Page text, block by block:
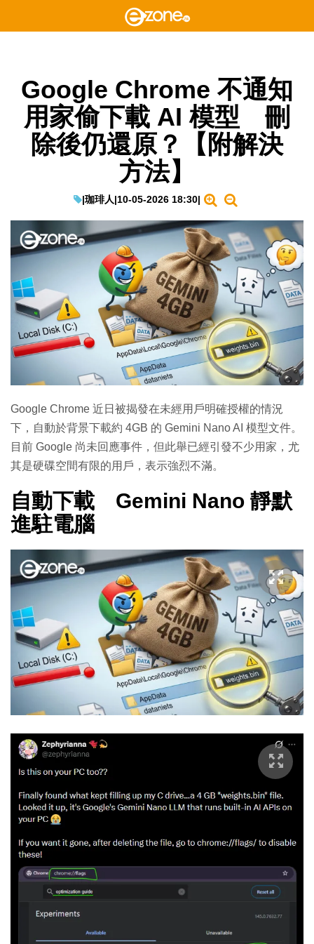
Google Chrome 不通知
用家偷下載 AI 模型 刪
除後仍還原？【附解決
方法】
|珈琲人|10-05-2026 18:30|
Google Chrome 近日被揭發在未經用戶明確授權的情況
下，自動於背景下載約 4GB 的 Gemini Nano AI 模型文件。
目前 Google 尚未回應事件，但此舉已經引發不少用家，尤
其是硬碟空間有限的用戶，表示強烈不滿。
自動下載 Gemini Nano 靜默
進駐電腦